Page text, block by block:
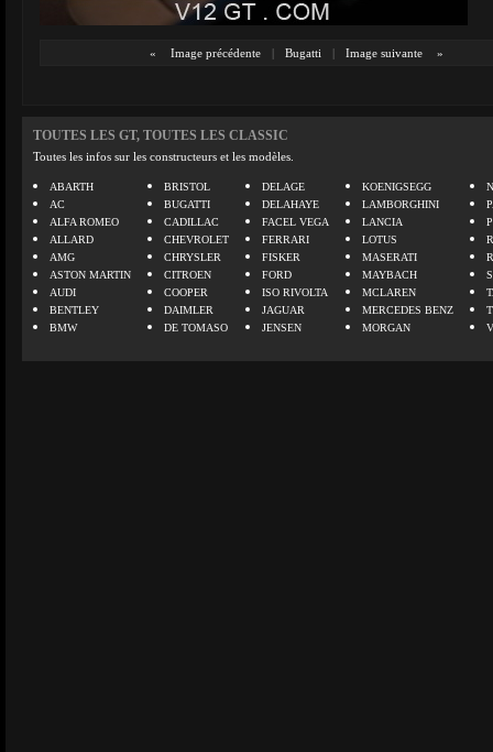
« Image précédente | Bugatti | Image suivante »
TOUTES LES GT, TOUTES LES CLASSIC
Toutes les infos sur les constructeurs et les modèles.
ABARTH
AC
ALFA ROMEO
ALLARD
AMG
ASTON MARTIN
AUDI
BENTLEY
BMW
BRISTOL
BUGATTI
CADILLAC
CHEVROLET
CHRYSLER
CITROEN
COOPER
DAIMLER
DE TOMASO
DELAGE
DELAHAYE
FACEL VEGA
FERRARI
FISKER
FORD
ISO RIVOLTA
JAGUAR
JENSEN
KOENIGSEGG
LAMBORGHINI
LANCIA
LOTUS
MASERATI
MAYBACH
MCLAREN
MERCEDES BENZ
MORGAN